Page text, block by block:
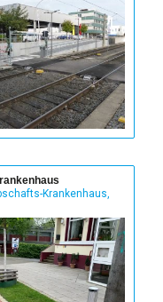
Krankenhaus,